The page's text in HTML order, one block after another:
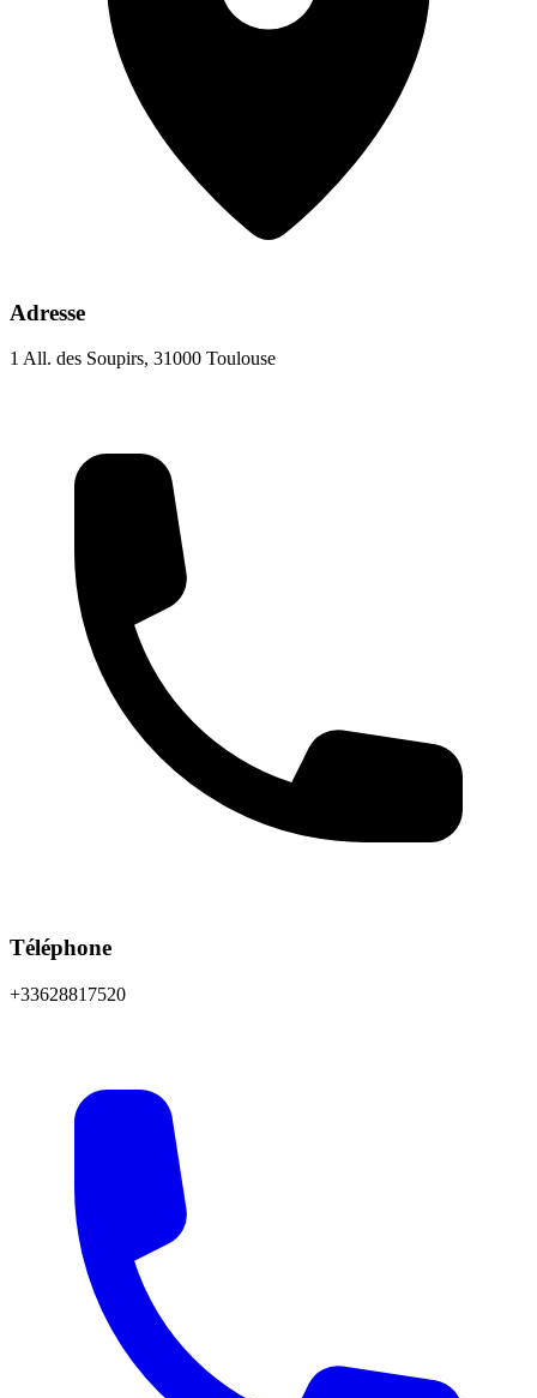
Adresse
1 All. des Soupirs, 31000 Toulouse
Téléphone
+33628817520